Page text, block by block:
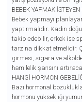
BEBEK YAPMAK
Bebek yapmayı
yaptırmalıdır. Kadın
takip edebilir, erkek ise
tarzına dikkat etmelidir.
girmesi, sigara ve
hamilelik şansını
HANGI HORMON
Bazı hormonal
hormonu yüksekliği